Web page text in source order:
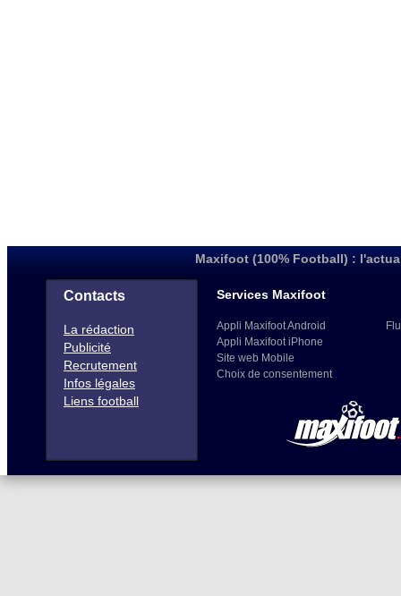
Maxifoot (100% Football) :
Contacts
La rédaction
Publicité
Recrutement
Infos légales
Liens football
Services Maxifoot
Appli Maxifoot Android
Appli Maxifoot iPhone
Site web Mobile
Choix de consentement